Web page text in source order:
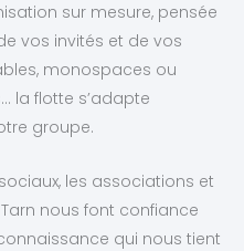
sur mesure, pensée
vos invités et de vos
monospaces ou
la flotte s’adapte
groupe.
les associations et
nous font confiance
qui nous tient